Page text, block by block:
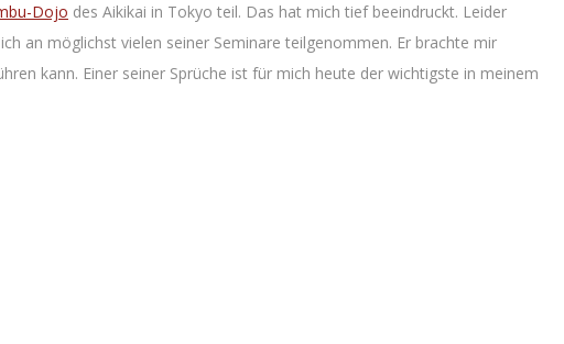
Dojo des Aikikai in Tokyo teil. Das hat mich tief beeindruckt. Leider
an möglichst vielen seiner Seminare teilgenommen. Er brachte mir
kann. Einer seiner Sprüche ist für mich heute der wichtigste in meinem